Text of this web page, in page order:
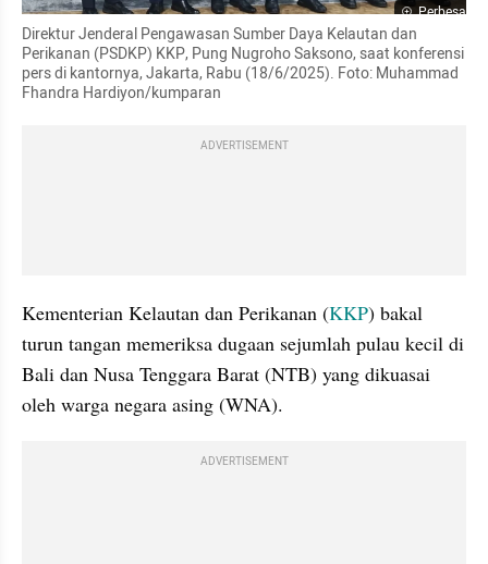
Perbesar
Direktur Jenderal Pengawasan Sumber Daya Kelautan dan
Perikanan (PSDKP) KKP, Pung Nugroho Saksono, saat konferensi
pers di kantornya, Jakarta, Rabu (18/6/2025). Foto: Muhammad
Fhandra Hardiyon/kumparan
ADVERTISEMENT
Kementerian Kelautan dan Perikanan (KKP) bakal
turun tangan memeriksa dugaan sejumlah pulau kecil di
Bali dan Nusa Tenggara Barat (NTB) yang dikuasai
oleh warga negara asing (WNA).
ADVERTISEMENT